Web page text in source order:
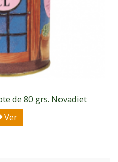
de 80 grs. Novadiet
Ver